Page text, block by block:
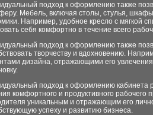
подход к оформлению также
Мебель, включая столы, стулья,
Например, удобное кресло с мягкой
себя комфортно в течение всего
подход к оформлению также
творчеству и вдохновению.
дизайна, отражающими его
подход к оформлению кабинета
комфортного и продуктивного рабочего
уникальным и отражающим его
успеху и развитию бизнеса.